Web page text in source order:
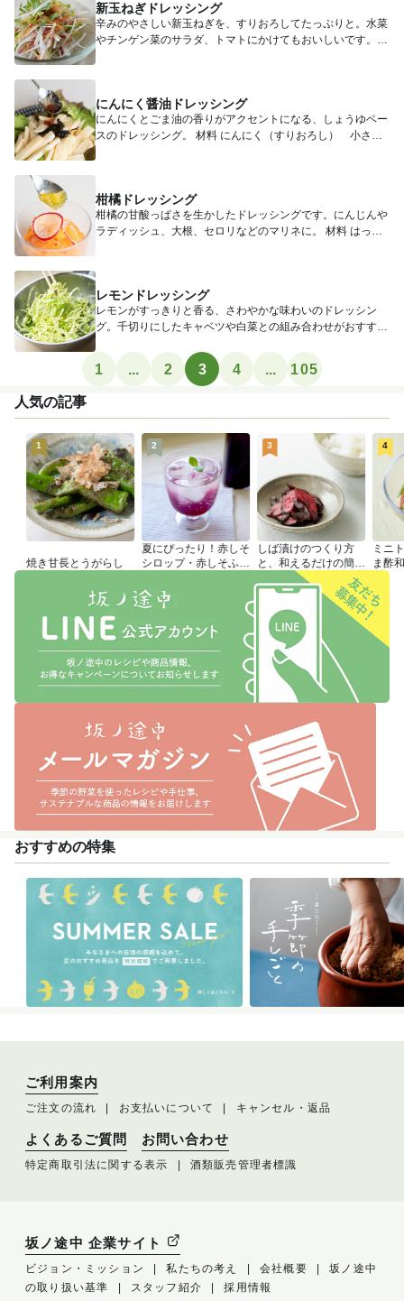
新玉ねぎドレッシング
辛みのやさしい新玉ねぎを、すりおろしてたっぷりと。水菜
やチンゲン菜のサラダ、トマトにかけてもおいしいです。
にんにく醤油ドレッシング
にんにくとごま油の香りがアクセントになる、しょうゆベー
スのドレッシング。 材料 にんにく（すりおろし） 小さじ
柑橘ドレッシング
柑橘の甘酸っぱさを生かしたドレッシングです。にんじんや
ラディッシュ、大根、セロリなどのマリネに。 材料 はっさ
レモンドレッシング
レモンがすっきりと香る、さわやかな味わいのドレッシン
グ。千切りにしたキャベツや白菜との組み合わせがおすすめ
1 ... 2 3 4 ... 105
人気の記事
1
焼き甘長とうがらし
2
夏にぴったり！赤しそ
シロップ・赤しそふり
3
しば漬けのつくり方
と、和えるだけの簡単
アレンジレシピ
4
ミニ
ま酢
おすすめの特集
ご利用案内
ご注文の流れ お支払いについて キャンセル・返品
よくあるご質問 お問い合わせ
特定商取引法に関する表示 酒類販売管理者標識
坂ノ途中 企業サイト
ビジョン・ミッション 私たちの考え 会社概要
坂ノ途中
の取り扱い基準
スタッフ紹介 採用情報